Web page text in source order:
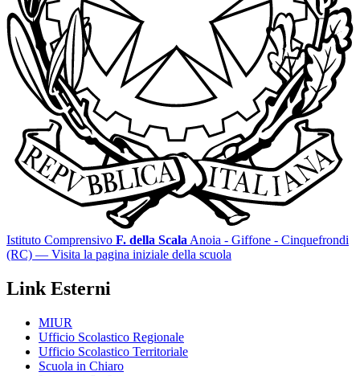
Istituto Comprensivo F. della Scala Anoia - Giffone - Cinquefrondi
(RC) — Visita la pagina iniziale della scuola
Link Esterni
MIUR
Ufficio Scolastico Regionale
Ufficio Scolastico Territoriale
Scuola in Chiaro